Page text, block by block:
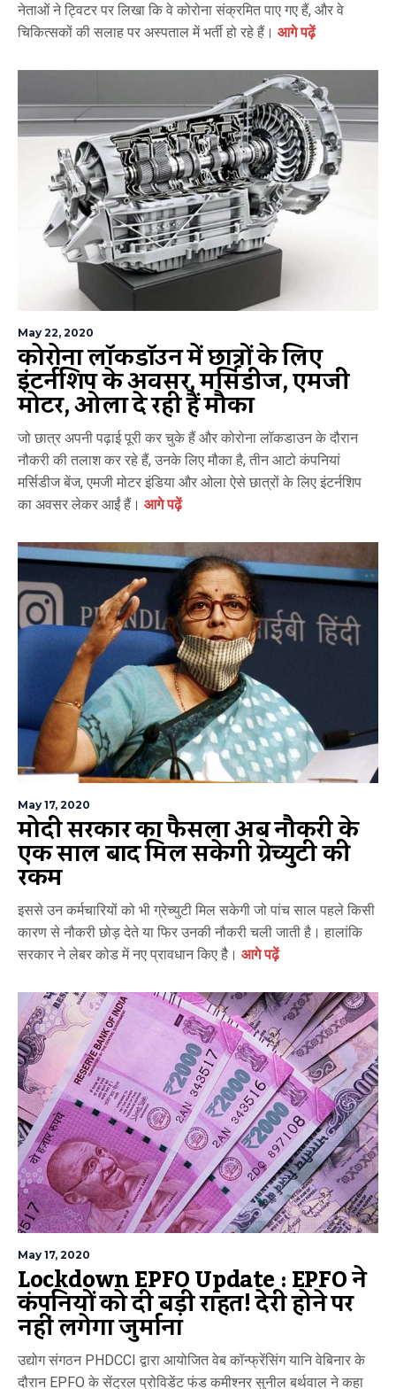
नेताओं ने ट्विटर पर लिखा कि वे कोरोना संक्रमित पाए गए हैं, और वे
चिकित्सकों की सलाह पर अस्पताल में भर्ती हो रहे हैं। आगे पढ़ें
May 22, 2020
कोरोना लॉकडॉउन में छात्रों के लिए
इंटर्नशिप के अवसर, मर्सिडीज, एमजी
मोटर, ओला दे रही हैं मौका
जो छात्र अपनी पढ़ाई पूरी कर चुके हैं और कोरोना लॉकडाउन के दौरान
नौकरी की तलाश कर रहे हैं, उनके लिए मौका है, तीन आटो कंपनियां
मर्सिडीज बेंज, एमजी मोटर इंडिया और ओला ऐसे छात्रों के लिए इंटर्नशिप
का अवसर लेकर आईं हैं। आगे पढ़ें
May 17, 2020
मोदी सरकार का फैसला अब नौकरी के
एक साल बाद मिल सकेगी ग्रेच्युटी की
रकम
इससे उन कर्मचारियों को भी ग्रेच्युटी मिल सकेगी जो पांच साल पहले किसी
कारण से नौकरी छोड़ देते या फिर उनकी नौकरी चली जाती है। हालांकि
सरकार ने लेबर कोड में नए प्रावधान किए हैै। आगे पढ़ें
May 17, 2020
Lockdown EPFO Update : EPFO ने
कंपनियों को दी बड़ी राहत! देरी होने पर
नहीं लगेगा जुर्माना
उद्योग संगठन PHDCCI द्वारा आयोजित वेब कॉन्फ्रेंसिंग यानि वेबिनार के
दौरान EPFO के सेंट्रल प्रोविडेंट फंड कमीश्नर सुनील बर्थवाल ने कहा